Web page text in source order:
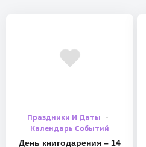
Праздники И Даты
Календарь Событий
День книгодарения – 14